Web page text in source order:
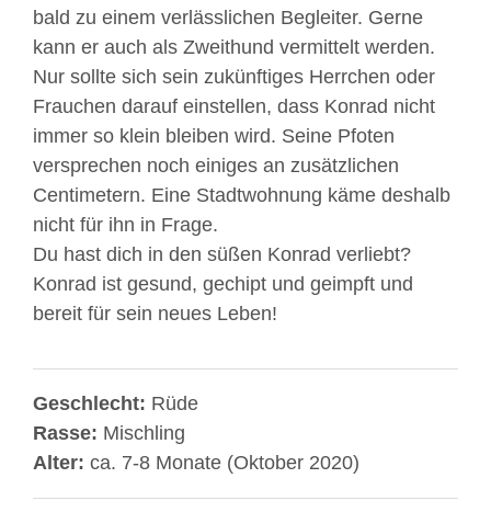
bald zu einem verlässlichen Begleiter. Gerne
kann er auch als Zweithund vermittelt werden.
Nur sollte sich sein zukünftiges Herrchen oder
Frauchen darauf einstellen, dass Konrad nicht
immer so klein bleiben wird. Seine Pfoten
versprechen noch einiges an zusätzlichen
Centimetern. Eine Stadtwohnung käme deshalb
nicht für ihn in Frage.
Du hast dich in den süßen Konrad verliebt?
Konrad ist gesund, gechipt und geimpft und
bereit für sein neues Leben!
Geschlecht: Rüde
Rasse: Mischling
Alter: ca. 7-8 Monate (Oktober 2020)